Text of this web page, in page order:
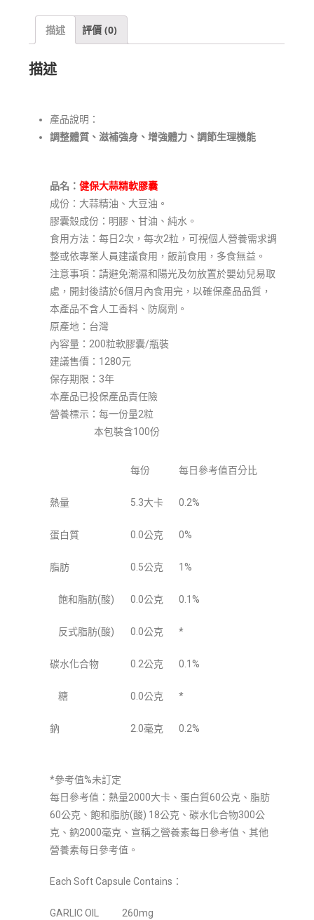
描述 評價 (0)
描述
產品說明：
調整體質 、滋補強身、增強體力、調節生理機能
品名 ：健保大蒜精軟膠囊
成份：大蒜精油、大豆油。
膠囊殼成份：明膠、甘油、純水。
食用方法：每日2次，每次2粒，可視個人營養需求調
整或依專業人員建議食用，飯前食用，多食無益。
注意事項：請避免潮濕和陽光及勿放置於嬰幼兒易取
處，開封後請於6個月內食用完，以確保產品品質，
本產品不含人工香料、防腐劑。
原產地：台灣
內容量：200粒軟膠囊/瓶裝
建議售價：1280元
保存期限：3年
本產品已投保產品責任險
營養標示：每一份量2粒
本包裝含100份
每份 每日參考值百分比
熱量 5.3大卡 0.2%
蛋白質 0.0公克 0%
脂肪 0.5公克 1%
飽和脂肪(酸) 0.0公克 0.1%
反式脂肪(酸) 0.0公克 *
碳水化合物 0.2公克 0.1%
糖 0.0公克 *
鈉 2.0毫克 0.2%
*參考值%未訂定
每日參考值：熱量2000大卡、蛋白質60公克、脂肪
60公克、飽和脂肪(酸) 18公克、碳水化合物300公
克、鈉2000毫克、宣稱之營養素每日參考值、其他
營養素每日參考值。
Each Soft Capsule Contains：
GARLIC OIL 260mg